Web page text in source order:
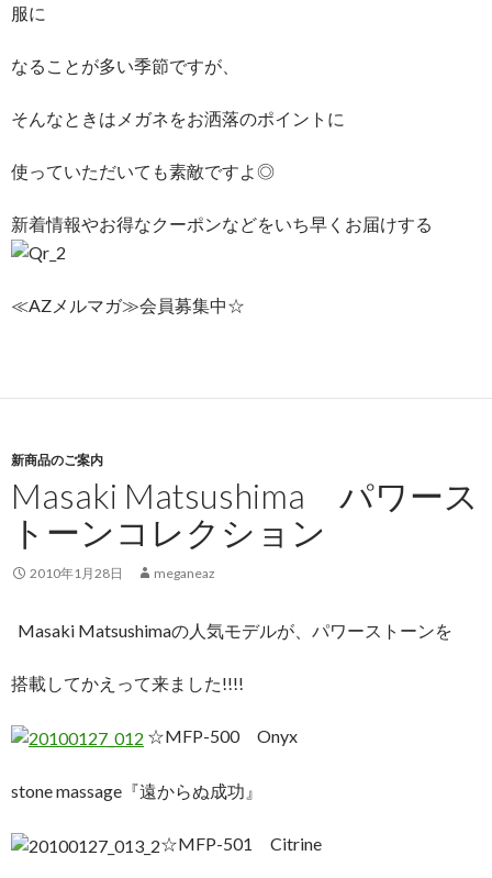
服に
なることが多い季節ですが、
そんなときはメガネをお洒落のポイントに
使っていただいても素敵ですよ◎
新着情報やお得なクーポンなどをいち早くお届けする
≪AZメルマガ≫会員募集中☆
新商品のご案内
Masaki Matsushima パワース
トーンコレクション
2010年1月28日 meganeaz
Masaki Matsushimaの人気モデルが、パワーストーンを
搭載してかえって来ました!!!!
☆MFP-500 Onyx
stone massage『遠からぬ成功』
☆MFP-501 Citrine